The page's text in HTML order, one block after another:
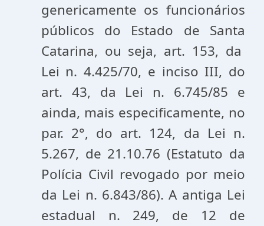
genericamente os funcionários
públicos do Estado de Santa
Catarina, ou seja, art. 153, da
Lei n. 4.425/70, e inciso III, do
art. 43, da Lei n. 6.745/85 e
ainda, mais especificamente, no
par. 2°, do art. 124, da Lei n.
5.267, de 21.10.76 (Estatuto da
Polícia Civil revogado por meio
da Lei n. 6.843/86). A antiga Lei
estadual n. 249, de 12 de